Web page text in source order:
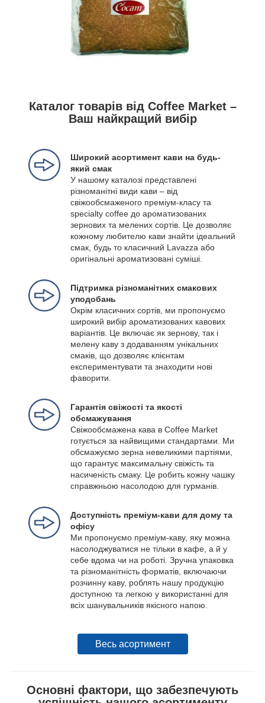
Каталог товарів від Coffee Market –
Ваш найкращий вибір
Широкий асортимент кави на будь-
який смак
У нашому каталозі представлені
різноманітні види кави – від
свіжообсмаженого преміум-класу та
specialty coffee до ароматизованих
зернових та мелених сортів. Це дозволяє
кожному любителю кави знайти ідеальний
смак, будь то класичний Lavazza або
оригінальні ароматизовані суміші.
Підтримка різноманітних смакових
уподобань
Окрім класичних сортів, ми пропонуємо
широкий вибір ароматизованих кавових
варіантів. Це включає як зернову, так і
мелену каву з додаванням унікальних
смаків, що дозволяє клієнтам
експериментувати та знаходити нові
фаворити.
Гарантія свіжості та якості
обсмажування
Свіжообсмажена кава в Coffee Market
готується за найвищими стандартами. Ми
обсмажуємо зерна невеликими партіями,
що гарантує максимальну свіжість та
насиченість смаку. Це робить кожну чашку
справжньою насолодою для гурманів.
Доступність преміум-кави для дому та
офісу
Ми пропонуємо преміум-каву, яку можна
насолоджуватися не тільки в кафе, а й у
себе вдома чи на роботі. Зручна упаковка
та різноманітність форматів, включаючи
розчинну каву, роблять нашу продукцію
доступною та легкою у використанні для
всіх шанувальників якісного напою.
Весь асортимент
Основні фактори, що забезпечують